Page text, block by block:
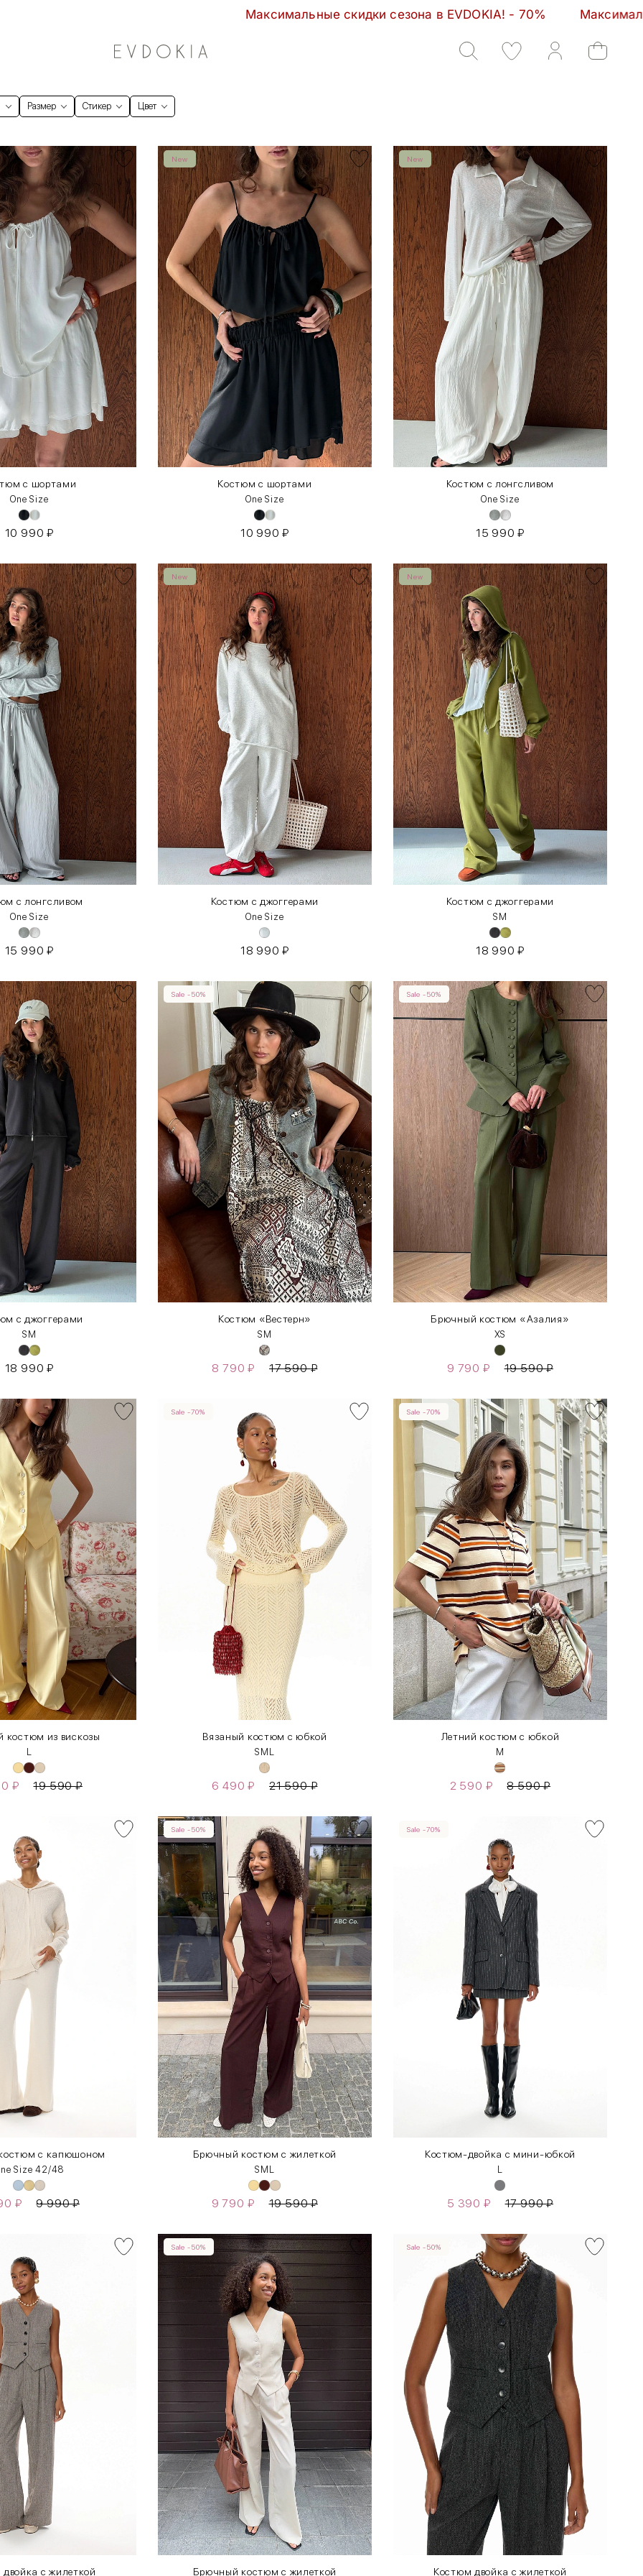
Максимальные скидки сезона в EVDOKIA! - 70%         Максимальные скидки сезона в
Размер Стикер Цвет
с шортами
One Size
10 990₽
New
Костюм с шортами
One Size
10 990₽
New
Костюм с лонгсливом
One Size
15 990₽
с лонгсливом
One Size
15 990₽
New
Костюм с джоггерами
One Size
18 990₽
New
Костюм с джоггерами
S М
18 990₽
с джоггерами
S М
18 990₽
Sale -50%
Костюм «Вестерн»
S M
8 790₽ 17 590₽
Sale -50%
Брючный костюм «Азалия»
XS
9 790 ₽ 19 590₽
костюм из вискозы
L
₽ 19 590₽
Sale -70%
Вязаный костюм с юбкой
S M L
6 490₽ 21 590₽
Sale -70%
Летний костюм с юбкой
M
2 590 ₽ 8 590₽
с капюшоном
Size 42/48
₽ 9 990₽
Sale -50%
Брючный костюм с жилеткой
S M L
9 790 ₽ 19 590₽
Sale -70%
Костюм-двойка с мини-юбкой
L
5 390 ₽ 17 990₽
с жилеткой
Sale -50%
Брючный костюм с жилеткой
Sale -50%
Костюм двойка с жилеткой